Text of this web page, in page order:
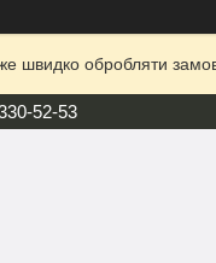
швидко обробляти
52-53